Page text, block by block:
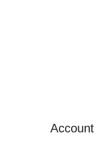
Account